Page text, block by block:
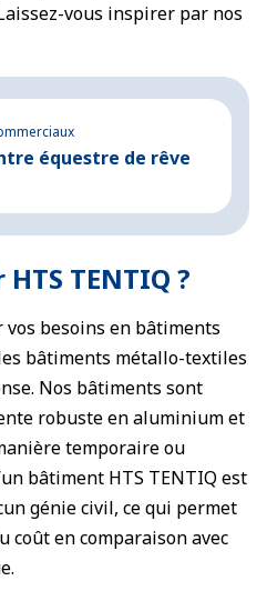
vous inspirer par nos
équestre de rêve
TENTIQ ?
vos besoins en bâtiments
bâtiments métallo-textiles
Nos bâtiments sont
robuste en aluminium et
temporaire ou
bâtiment HTS TENTIQ est
génie civil, ce qui permet
coût en comparaison avec